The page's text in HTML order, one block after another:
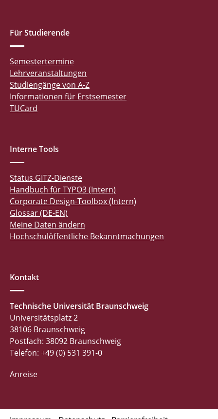
Für Studierende
Semestertermine
Lehrveranstaltungen
Studiengänge von A-Z
Informationen für Erstsemester
TUCard
Interne Tools
Status GITZ-Dienste
Handbuch für TYPO3 (Intern)
Corporate Design-Toolbox (Intern)
Glossar (DE-EN)
Meine Daten ändern
Hochschulöffentliche Bekanntmachungen
Kontakt
Technische Universität Braunschweig
Universitätsplatz 2
38106 Braunschweig
Postfach: 38092 Braunschweig
Telefon: +49 (0) 531 391-0
Anreise